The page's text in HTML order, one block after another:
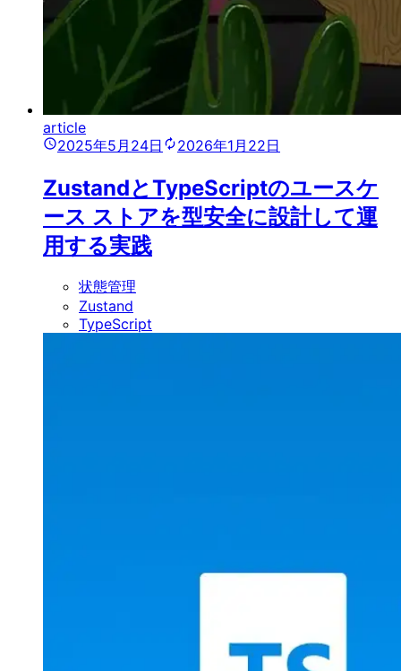
article
2025年5月24日
2026年1月22日
ZustandとTypeScriptのユースケ
ース ストアを型安全に設計して運
用する実践
状態管理
Zustand
TypeScript